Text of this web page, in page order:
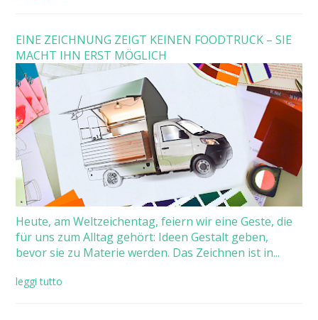
EINE ZEICHNUNG ZEIGT KEINEN FOODTRUCK – SIE
MACHT IHN ERST MÖGLICH
Heute, am Weltzeichentag, feiern wir eine Geste, die
für uns zum Alltag gehört: Ideen Gestalt geben,
bevor sie zu Materie werden. Das Zeichnen ist in...
leggi tutto